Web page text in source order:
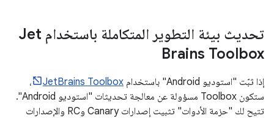
تحديث بيئة التطوير المتكاملة باستخدام Jet
Brains Toolbox
إذا ثبّت "استوديو Android" باستخدام JetBrains Toolbox
،
ستكون Toolbox مسؤولة عن معالجة تحديثات "استوديو Android".
تتيح لك "حزمة الأدوات" تثبيت إصدارات Canary وRC والإصدارات